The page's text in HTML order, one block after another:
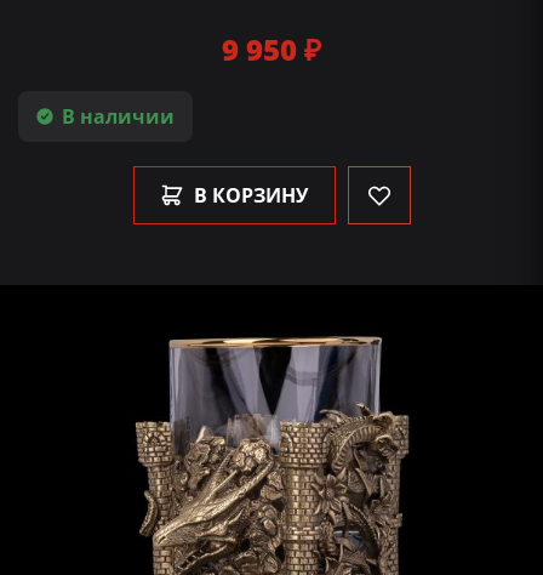
В наличии
9 950 ₽
В КОРЗИНУ